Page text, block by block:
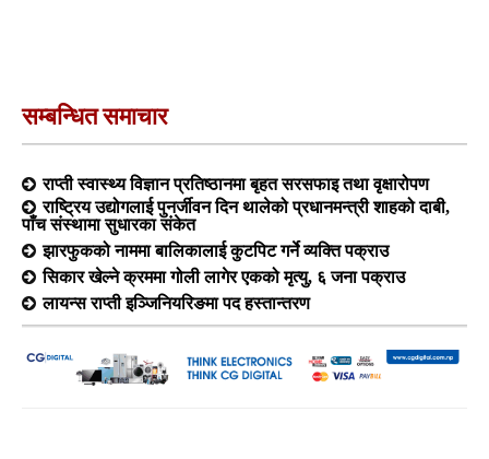
सम्बन्धित समाचार
राप्ती स्वास्थ्य विज्ञान प्रतिष्ठानमा बृहत सरसफाइ तथा वृक्षारोपण
राष्ट्रिय उद्योगलाई पुनर्जीवन दिन थालेको प्रधानमन्त्री शाहको दाबी,
पाँच संस्थामा सुधारका संकेत
झारफुकको नाममा बालिकालाई कुटपिट गर्ने व्यक्ति पक्राउ
सिकार खेल्ने क्रममा गोली लागेर एकको मृत्यु, ६ जना पक्राउ
लायन्स राप्ती इञ्जिनियरिङमा पद हस्तान्तरण